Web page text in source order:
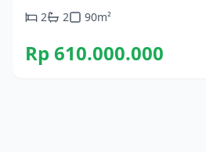
2
2 90m²
Rp 610.000.000